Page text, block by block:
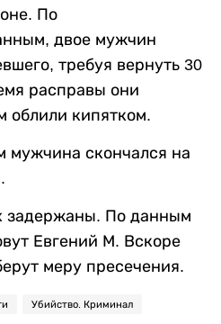
По
двое мужчин
требуя вернуть 30
расправы они
облили кипятком.
мужчина скончался на
задержаны. По данным
Евгений М. Вскоре
меру пресечения.
Убийство. Криминал